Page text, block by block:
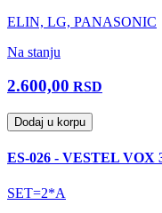
ELIN, LG, PANASONIC
Na stanju
2.600,00 RSD
Dodaj u korpu
ES-026 - VESTEL VOX
SET=2*A